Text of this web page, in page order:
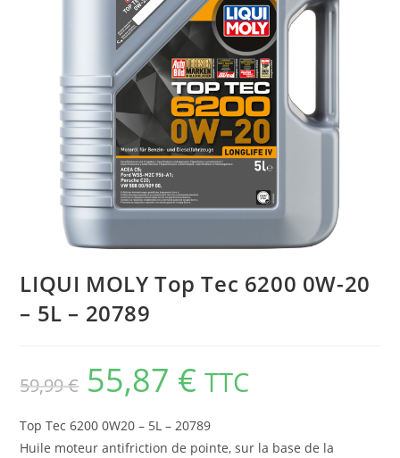
LIQUI MOLY Top Tec 6200 0W-20
– 5L – 20789
59,99€ 55,87 € TTC
Top Tec 6200 0W20 – 5L – 20789
Huile moteur antifriction de pointe, sur la base de la